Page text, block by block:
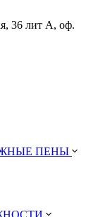
36 лит А, оф.
ПЕНЫ